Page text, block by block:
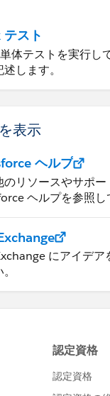
スト
体テストを実行し
述します。
表示
ヘルプ
のリソースやサポ
ヘルプを参照し
にアイデア